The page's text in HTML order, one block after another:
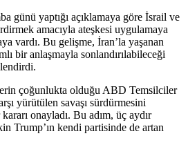
günü yaptığı açıklamaya göre İsrail ve
amacıyla ateşkesi uygulamaya
vardı. Bu gelişme, İran’la yaşanan
bir anlaşmayla sonlandırılabileceği
çoğunlukta olduğu ABD Temsilciler
yürütülen savaşı sürdürmesini
onayladı. Bu adım, üç aydır
Trump’ın kendi partisinde de artan